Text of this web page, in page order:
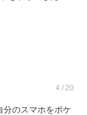
4 / 20
のスマホをポケ